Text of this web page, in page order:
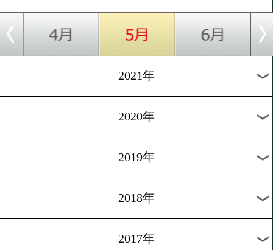
1
過去のニュース
2026年
2025年
2024年